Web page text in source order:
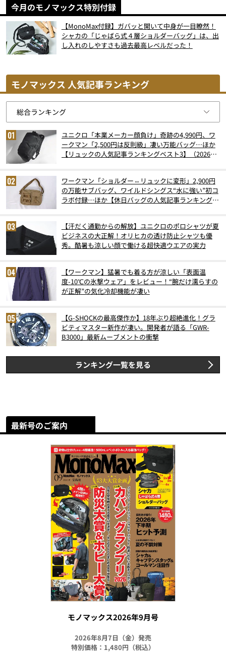
今月のモノマックス特別付録
【MonoMax付録】ガバッと開いて中身が一目瞭然！
シャカの「じゃばら式４層ショルダーバッグ」は、出
し入れのしやすさも過去最高レベルだった！
モノマックス 人気記事ランキング
ユニクロ「本業メーカー顔負け」奇跡の4,990円、ワ
ークマン「2,500円は反則級」凄い万能バッグ…ほか
【リュックの人気記事ランキングベスト3】（2026年
ワークマン「ショルダー⇔リュックに変形」2,900円
の万能サブバッグ、ワイルドシングス“水に強い”初コ
ラボ付録…ほか【休日バッグの人気記事ランキングベ
【汗だく通勤からの解放】ユニクロのポロシャツが夏
ビジネスの大正解！オリヒカの透け防止シャツも優
秀。酷暑も涼しい顔で働ける超快適ウエアの実力
【ワークマン】猛暑でも着る方が涼しい「表面温
度-10℃の氷撃ウェア」をレビュー！“腕だけ濡らすの
が正解”の気化冷却機能が凄い
【G-SHOCKの最高傑作か】18年ぶり超絶進化！グラ
ビティマスター新作が凄い。開発者が語る「GWR-
B3000」最新ムーブメントの衝撃
ランキング一覧を見る
最新号のご案内
モノマックス2026年9月号
2026年8月7日（金）発売
特別価格：1,480円（税込）